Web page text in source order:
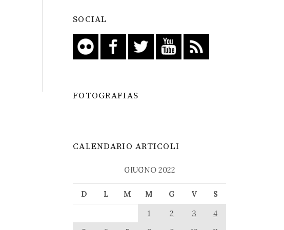
SOCIAL
FOTOGRAFIAS
CALENDARIO ARTICOLI
GIUGNO 2022
D L M M G V
S
1
2 3
4